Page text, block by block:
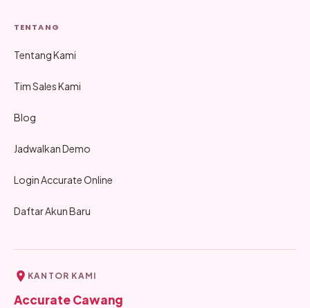
TENTANG
Tentang Kami
Tim Sales Kami
Blog
Jadwalkan Demo
Login Accurate Online
Daftar Akun Baru
KANTOR KAMI
Accurate Cawang